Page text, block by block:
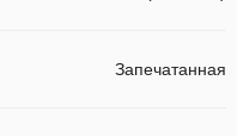
Запечатанная